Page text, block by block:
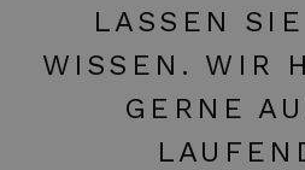
LASSEN
WISSEN. WIR
GERNE